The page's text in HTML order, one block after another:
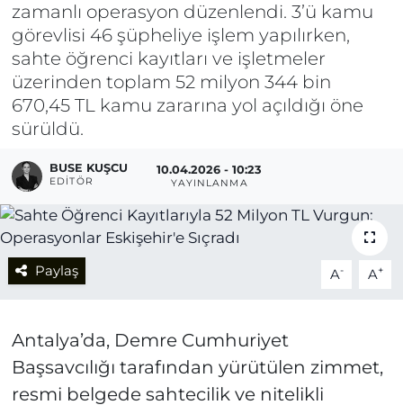
zamanlı operasyon düzenlendi. 3’ü kamu
görevlisi 46 şüpheliye işlem yapılırken,
sahte öğrenci kayıtları ve işletmeler
üzerinden toplam 52 milyon 344 bin
670,45 TL kamu zararına yol açıldığı öne
sürüldü.
BUSE KUŞCU
EDITÖR
10.04.2026 - 10:23
YAYINLANMA
Paylaş A- A+
Antalya’da, Demre Cumhuriyet
Başsavcılığı tarafından yürütülen zimmet,
resmi belgede sahtecilik ve nitelikli